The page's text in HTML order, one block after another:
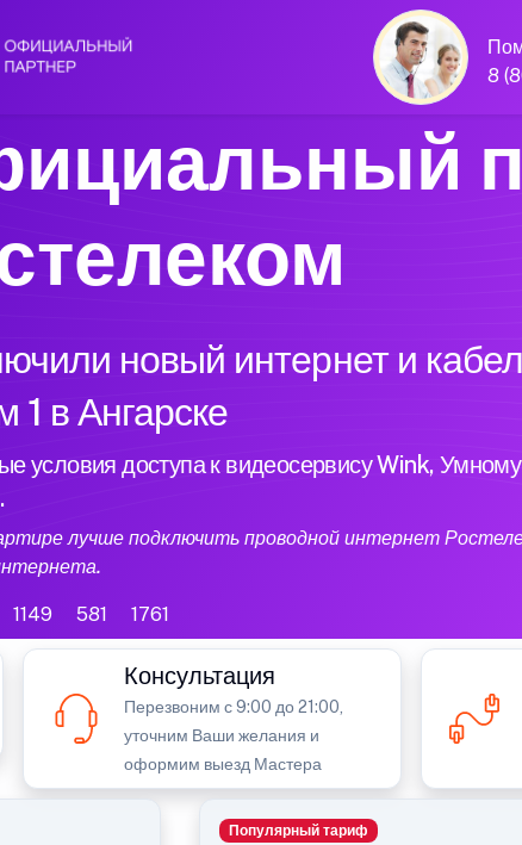
8
новый интернет и
1 в Ангарске
условия доступа к видеосервису Wink,
лучше подключить проводной интернет
1149 581 1761
Консультация
Перезвоним с 9:00 до 21:00,
уточним Ваши желания и
оформим выезд Мастера
Популярный тариф